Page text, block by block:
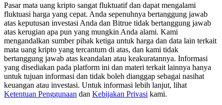
USDT New User Exclusive 10% APR
USDT Flexible Staking | Daily Rewards
BTC New User Exclusive: 6.5% APR
Pasar mata uang kripto sangat fluktuatif dan dapat mengalami
fluktuasi harga yang cepat. Anda sepenuhnya bertanggung jawab
atas keputusan investasi Anda dan Bitrue tidak bertanggung jawab
atas kerugian apa pun yang mungkin Anda alami. Kami
mengandalkan sumber pihak ketiga untuk harga dan data lain terkait
mata uang kripto yang tercantum di atas, dan kami tidak
bertanggung jawab atas keandalan atau keakuratannya. Informasi
yang disediakan pada platform ini dan materi terkait lainnya hanya
untuk tujuan informasi dan tidak boleh dianggap sebagai nasihat
keuangan atau investasi. Untuk informasi lebih lanjut, lihat
Ketentuan Penggunaan dan Kebijakan Privasi kami.